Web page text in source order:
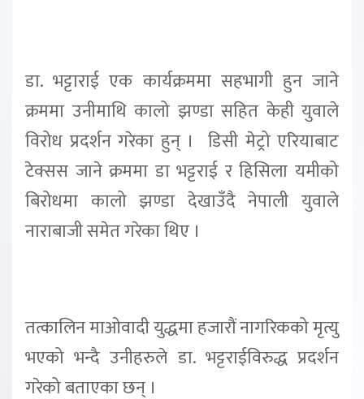
डा. भट्टाराई एक कार्यक्रममा सहभागी हुन जाने
क्रममा उनीमाथि कालो झण्डा सहित केही युवाले
विरोध प्रदर्शन गरेका हुन् । डिसी मेट्रो एरियाबाट
टेक्सस जाने क्रममा डा भट्टराई र हिसिला यमीको
बिरोधमा कालो झण्डा देखाउँदै नेपाली युवाले
नाराबाजी समेत गरेका थिए ।
तत्कालिन माओवादी युद्धमा हजारौं नागरिकको मृत्यु
भएको भन्दै उनीहरुले डा. भट्टराईविरुद्ध प्रदर्शन
गरेको बताएका छन् ।